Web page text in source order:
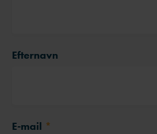
Efternavn
E-mail *